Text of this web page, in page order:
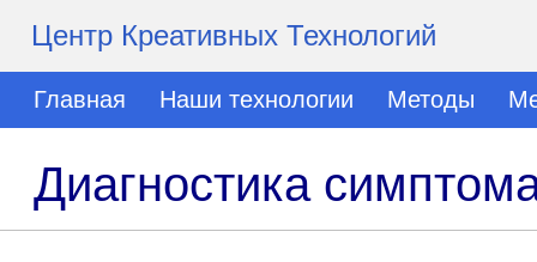
Центр Креативных Технологий
Главная Наши технологии Методы
Диагностика